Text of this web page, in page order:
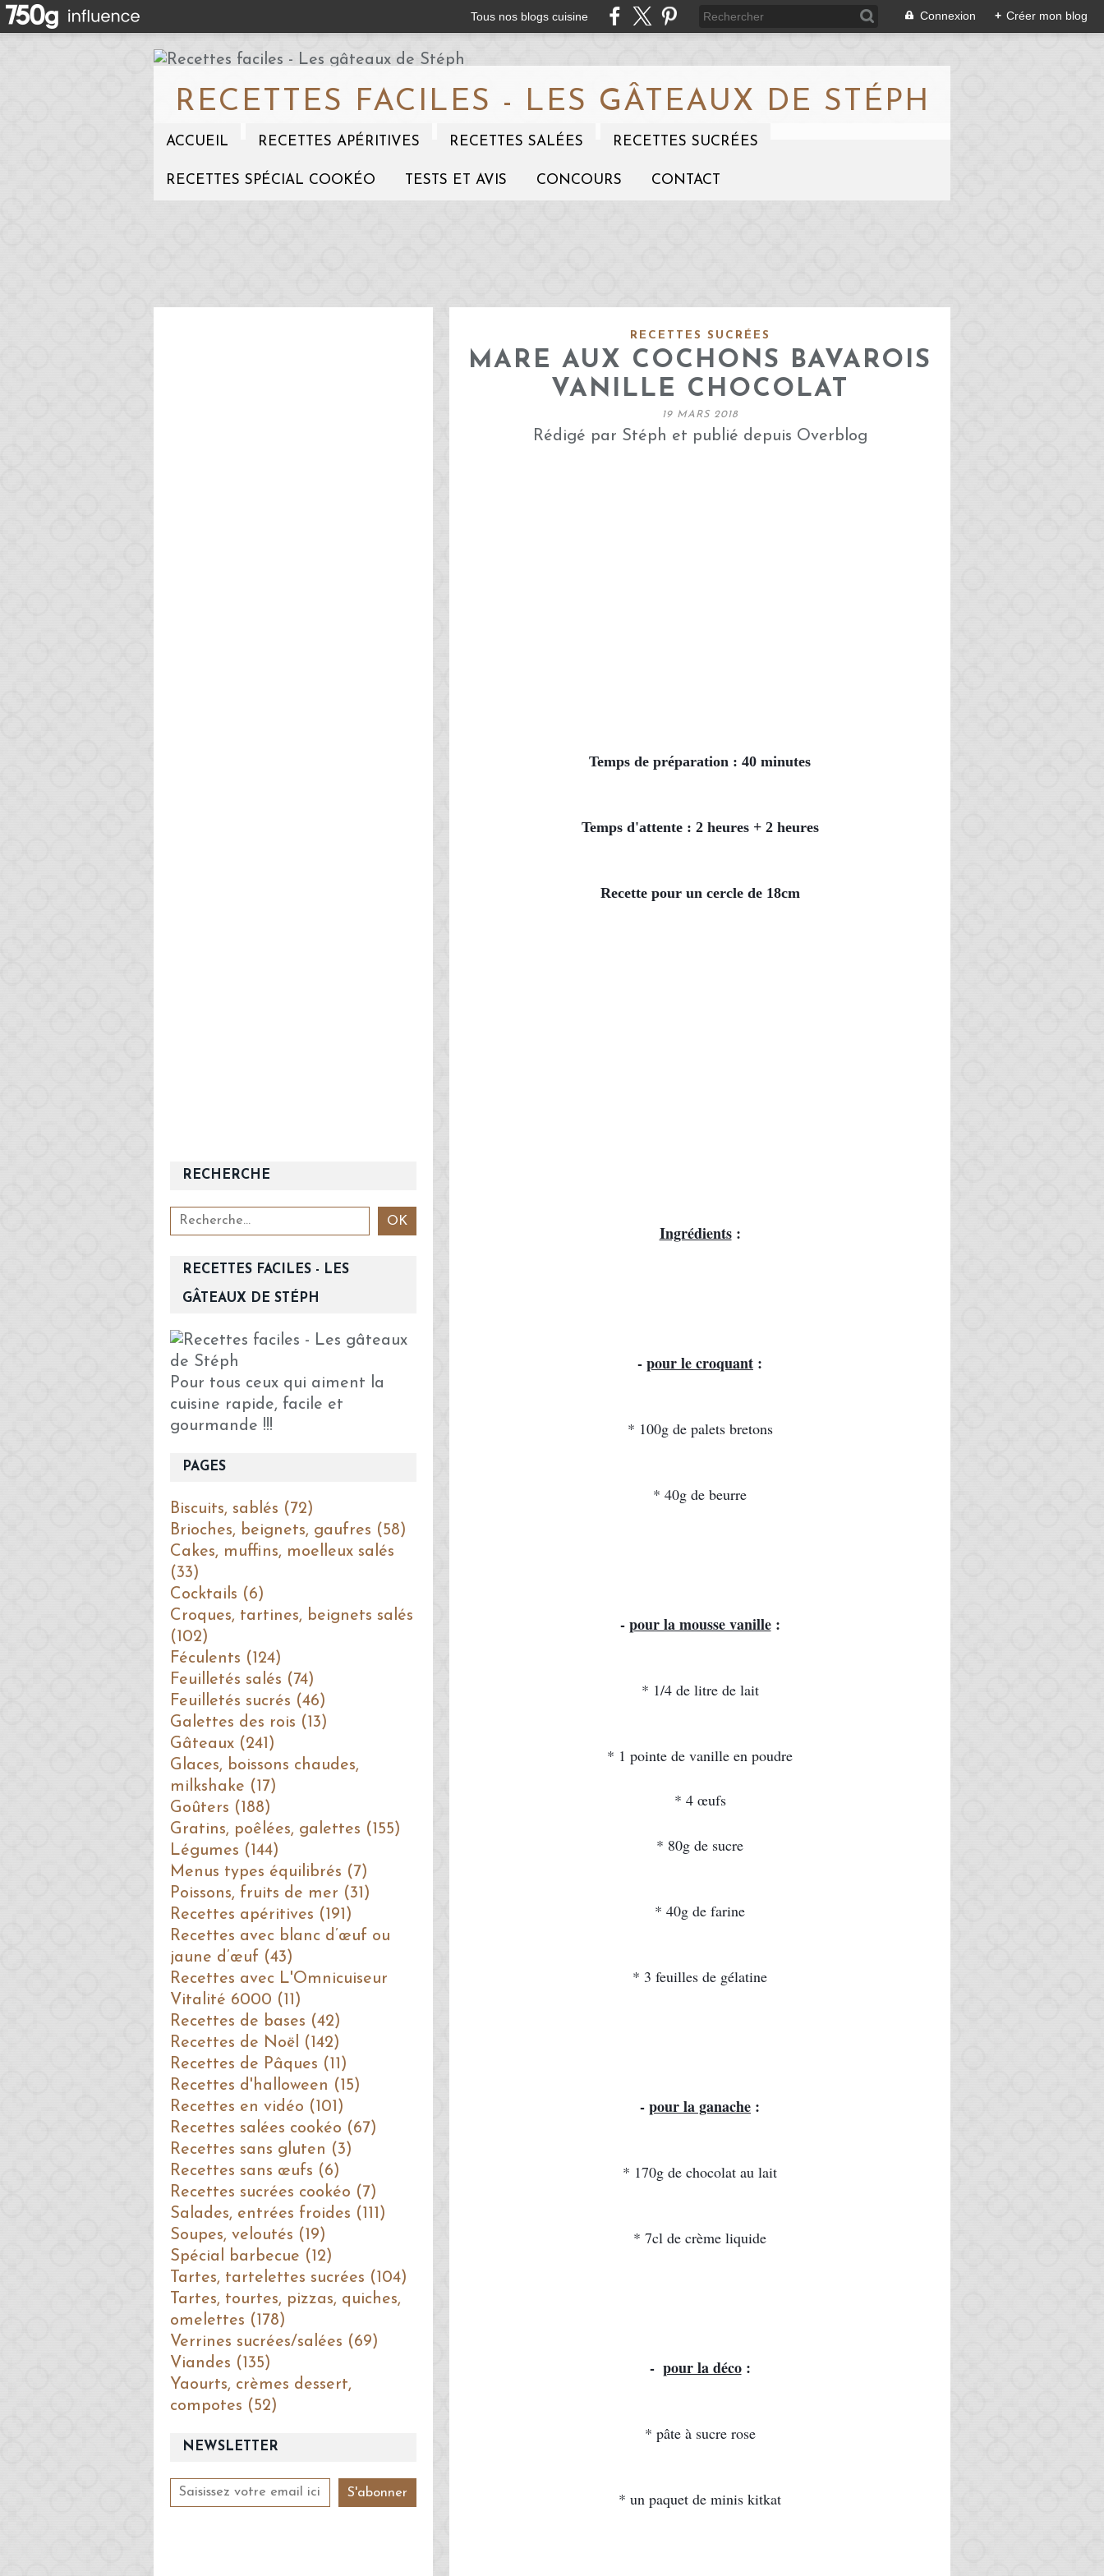
Tous nos blogs cuisine Connexion + Créer mon blog
RECETTES FACILES - LES GÂTEAUX DE STÉPH
ACCUEIL RECETTES APÉRITIVES RECETTES SALÉES RECETTES SUCRÉES
RECETTES SPÉCIAL COOKÉO TESTS ET AVIS CONCOURS CONTACT
RECETTES SUCRÉES
MARE AUX COCHONS BAVAROIS
VANILLE CHOCOLAT
19 MARS 2018
Rédigé par Stéph et publié depuis Overblog
Temps de préparation : 40 minutes
Temps d'attente : 2 heures + 2 heures
Recette pour un cercle de 18cm
Ingrédients :
- pour le croquant :
* 100g de palets bretons
* 40g de beurre
- pour la mousse vanille :
* 1/4 de litre de lait
* 1 pointe de vanille en poudre
* 4 œufs
* 80g de sucre
* 40g de farine
* 3 feuilles de gélatine
- pour la ganache :
* 170g de chocolat au lait
* 7cl de crème liquide
- pour la déco :
* pâte à sucre rose
* un paquet de minis kitkat
NEWSLETTER
RECHERCHE
RECETTES FACILES - LES
GÂTEAUX DE STÉPH
Pour tous ceux qui aiment la
cuisine rapide, facile et
gourmande !!!
PAGES
Biscuits, sablés (72)
Brioches, beignets, gaufres (58)
Cakes, muffins, moelleux salés
(33)
Cocktails (6)
Croques, tartines, beignets salés
(102)
Féculents (124)
Feuilletés salés (74)
Feuilletés sucrés (46)
Galettes des rois (13)
Gâteaux (241)
Glaces, boissons chaudes,
milkshake (17)
Goûters (188)
Gratins, poêlées, galettes (155)
Légumes (144)
Menus types équilibrés (7)
Poissons, fruits de mer (31)
Recettes apéritives (191)
Recettes avec blanc d’œuf ou
jaune d’œuf (43)
Recettes avec L'Omnicuiseur
Vitalité 6000 (11)
Recettes de bases (42)
Recettes de Noël (142)
Recettes de Pâques (11)
Recettes d'halloween (15)
Recettes en vidéo (101)
Recettes salées cookéo (67)
Recettes sans gluten (3)
Recettes sans œufs (6)
Recettes sucrées cookéo (7)
Salades, entrées froides (111)
Soupes, veloutés (19)
Spécial barbecue (12)
Tartes, tartelettes sucrées (104)
Tartes, tourtes, pizzas, quiches,
omelettes (178)
Verrines sucrées/salées (69)
Viandes (135)
Yaourts, crèmes dessert,
compotes (52)